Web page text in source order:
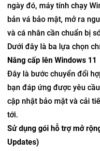
ngày đó, máy tính chạy
bản vá bảo mật, mở ra
và cá nhân cần chuẩn bị
Dưới đây là ba lựa chọn
Nâng cấp lên Windows 11
Đây là bước chuyển đổi
bạn đáp ứng được yêu
cập nhật bảo mật và cải
tới.
Sử dụng gói hỗ trợ mở
Updates)